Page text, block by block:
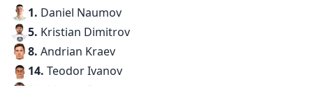
1. Daniel Naumov
5. Kristian Dimitrov
8. Andrian Kraev
14. Teodor Ivanov